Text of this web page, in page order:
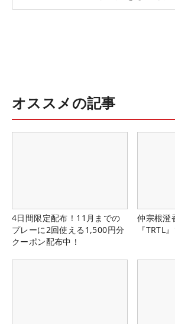
オススメの記事
4日間限定配布！11月までの
プレーに2回使える1,500円分
クーポン配布中！
仲宗根澄
『TRTL